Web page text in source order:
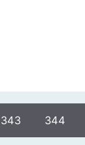
343 344